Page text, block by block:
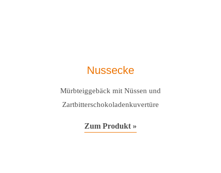
Nussecke
Mürbteiggebäck mit Nüssen und
Zartbitterschokoladenkuvertüre
Zum Produkt »